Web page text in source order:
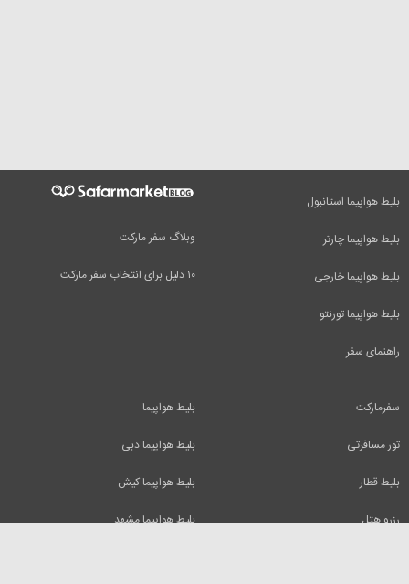
وبلاگ سفر مارکت
۱۰ دلیل برای انتخاب سفر مارکت
بلیط هواپیما استانبول
بلیط هواپیما چارتر
بلیط هواپیما خارجی
بلیط هواپیما تورنتو
راهنمای سفر
بلیط هواپیما
بلیط هواپیما دبی
بلیط هواپیما کیش
بلیط هواپیما مشهد
سفرمارکت
تور مسافرتی
بلیط قطار
رزرو هتل